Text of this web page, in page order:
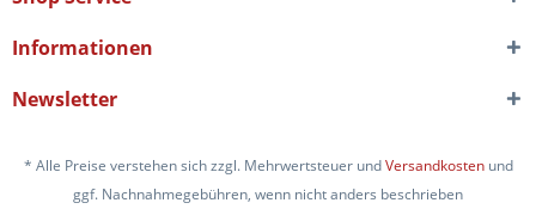
Informationen
Newsletter
* Alle Preise verstehen sich zzgl. Mehrwertsteuer undVersandkostenund
ggf. Nachnahmegebühren, wenn nicht anders beschrieben